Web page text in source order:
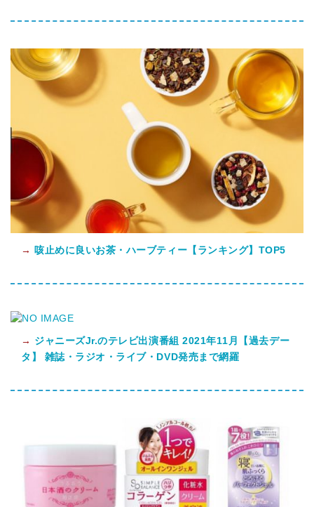
→ 咳止めに良いお茶・ハーブティー【ランキング】TOP5
→ ジャニーズJr.のテレビ出演番組 2021年11月【過去デー
タ】 雑誌・ラジオ・ライブ・DVD発売まで網羅